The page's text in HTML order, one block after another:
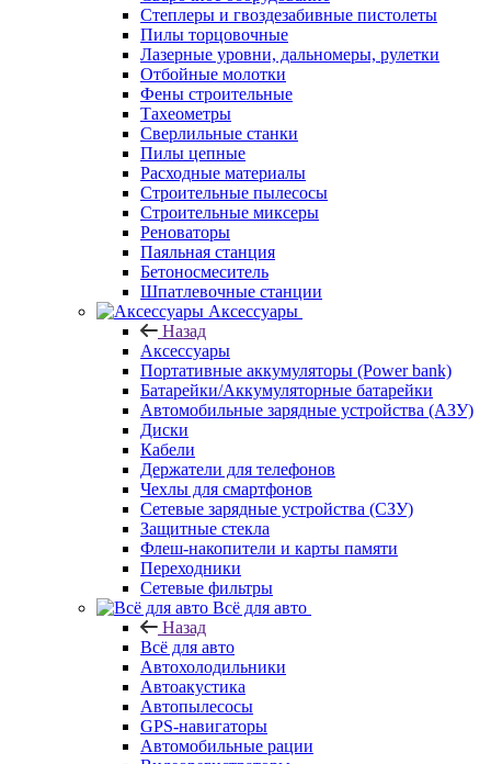
Степлеры и гвоздезабивные пистолеты
Пилы торцовочные
Лазерные уровни, дальномеры, рулетки
Отбойные молотки
Фены строительные
Тахеометры
Сверлильные станки
Пилы цепные
Расходные материалы
Строительные пылесосы
Строительные миксеры
Реноваторы
Паяльная станция
Бетоносмеситель
Шпатлевочные станции
Аксессуары
Назад
Аксессуары
Портативные аккумуляторы (Power bank)
Батарейки/Аккумуляторные батарейки
Автомобильные зарядные устройства (АЗУ)
Диски
Кабели
Держатели для телефонов
Чехлы для смартфонов
Сетевые зарядные устройства (СЗУ)
Защитные стекла
Флеш-накопители и карты памяти
Переходники
Сетевые фильтры
Всё для авто
Назад
Всё для авто
Автохолодильники
Автоакустика
Автопылесосы
GPS-навигаторы
Автомобильные рации